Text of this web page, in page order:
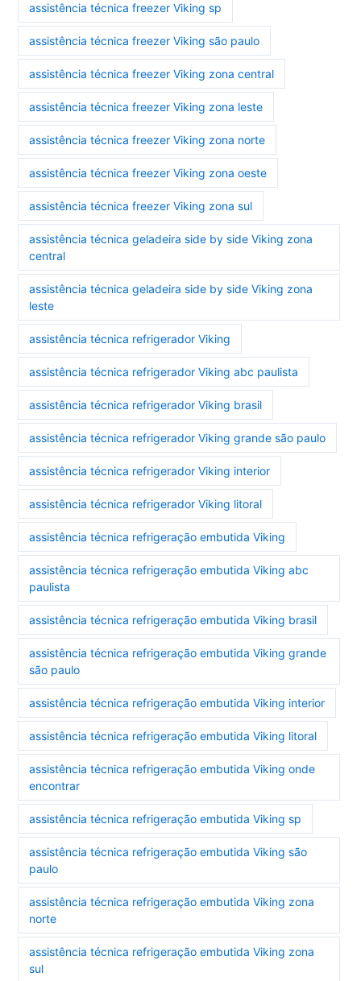
assistência técnica freezer Viking sp
assistência técnica freezer Viking são paulo
assistência técnica freezer Viking zona central
assistência técnica freezer Viking zona leste
assistência técnica freezer Viking zona norte
assistência técnica freezer Viking zona oeste
assistência técnica freezer Viking zona sul
assistência técnica geladeira side by side Viking zona
central
assistência técnica geladeira side by side Viking zona
leste
assistência técnica refrigerador Viking
assistência técnica refrigerador Viking abc paulista
assistência técnica refrigerador Viking brasil
assistência técnica refrigerador Viking grande são paulo
assistência técnica refrigerador Viking interior
assistência técnica refrigerador Viking litoral
assistência técnica refrigeração embutida Viking
assistência técnica refrigeração embutida Viking abc
paulista
assistência técnica refrigeração embutida Viking brasil
assistência técnica refrigeração embutida Viking grande
são paulo
assistência técnica refrigeração embutida Viking interior
assistência técnica refrigeração embutida Viking litoral
assistência técnica refrigeração embutida Viking onde
encontrar
assistência técnica refrigeração embutida Viking sp
assistência técnica refrigeração embutida Viking são
paulo
assistência técnica refrigeração embutida Viking zona
norte
assistência técnica refrigeração embutida Viking zona
sul